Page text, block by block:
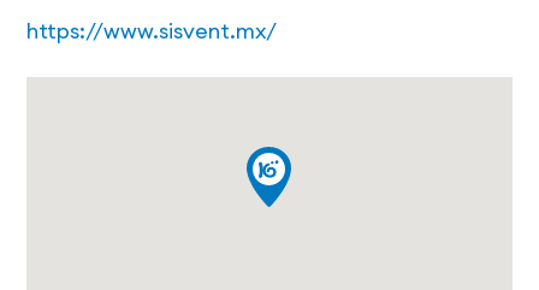
https://www.sisvent.mx/